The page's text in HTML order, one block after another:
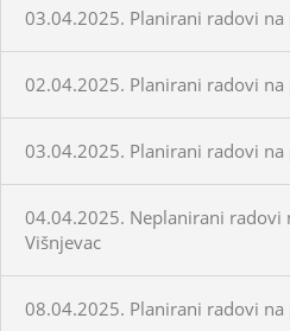
03.04.2025. Planirani radovi
02.04.2025. Planirani radovi na
03.04.2025. Planirani radovi
04.04.2025. Neplanirani radovi
Višnjevac
08.04.2025. Planirani radovi